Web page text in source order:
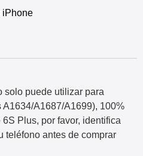
iPhone
solo puede utilizar para
A1687/A1699), 100%
Plus, por favor, identifica
teléfono antes de comprar